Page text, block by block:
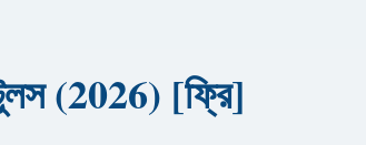
টুলস (2026) [ফ্রি]